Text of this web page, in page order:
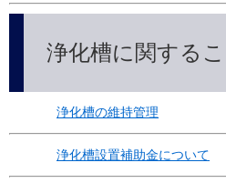
浄化槽に関するこ
浄化槽の維持管理
浄化槽設置補助金について